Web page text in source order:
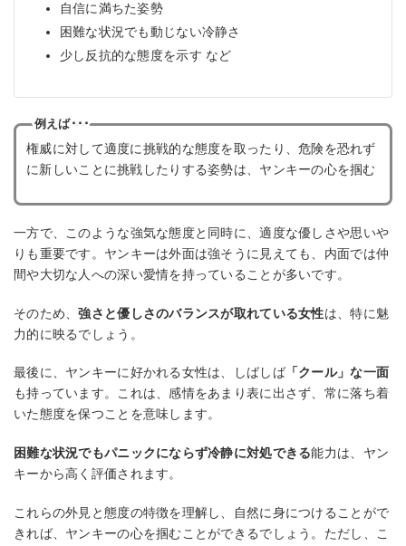
自信に満ちた姿勢
困難な状況でも動じない冷静さ
少し反抗的な態度を示す など
例えば･･･
権威に対して適度に挑戦的な態度を取ったり、危険を恐れず
に新しいことに挑戦したりする姿勢は、ヤンキーの心を掴む
一方で、このような強気な態度と同時に、適度な優しさや思いや
りも重要です。ヤンキーは外面は強そうに見えても、内面では仲
間や大切な人への深い愛情を持っていることが多いです。
そのため、強さと優しさのバランスが取れている女性は、特に魅
力的に映るでしょう。
最後に、ヤンキーに好かれる女性は、しばしば「クール」な一面
も持っています。これは、感情をあまり表に出さず、常に落ち着
いた態度を保つことを意味します。
困難な状況でもパニックにならず冷静に対処できる能力は、ヤン
キーから高く評価されます。
これらの外見と態度の特徴を理解し、自然に身につけることがで
きれば、ヤンキーの心を掴むことができるでしょう。ただし、こ